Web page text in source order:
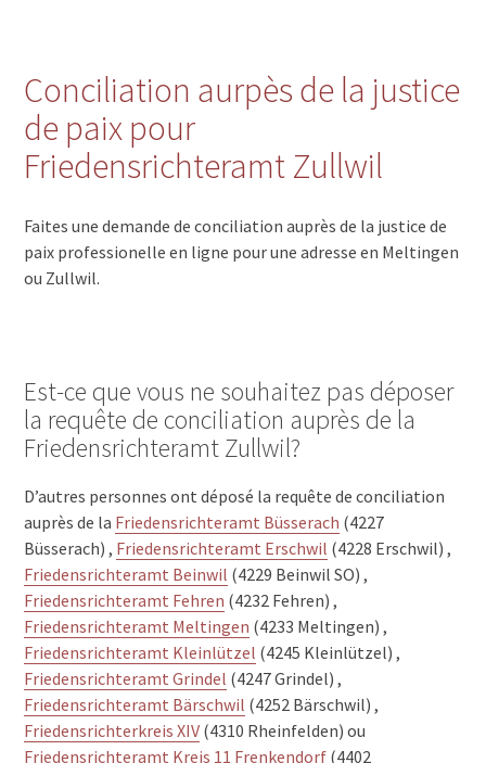
Conciliation aurpès de la justice
de paix pour
Friedensrichteramt Zullwil
Faites une demande de conciliation auprès de la justice de
paix professionelle en ligne pour une adresse en Meltingen
ou Zullwil.
Est-ce que vous ne souhaitez pas déposer
la requête de conciliation auprès de la
Friedensrichteramt Zullwil?
D’autres personnes ont déposé la requête de conciliation
auprès de la Friedensrichteramt Büsserach (4227
Büsserach) , Friedensrichteramt Erschwil (4228 Erschwil) ,
Friedensrichteramt Beinwil (4229 Beinwil SO) ,
Friedensrichteramt Fehren (4232 Fehren) ,
Friedensrichteramt Meltingen (4233 Meltingen) ,
Friedensrichteramt Kleinlützel (4245 Kleinlützel) ,
Friedensrichteramt Grindel (4247 Grindel) ,
Friedensrichteramt Bärschwil (4252 Bärschwil) ,
Friedensrichterkreis XIV (4310 Rheinfelden) ou
Friedensrichteramt Kreis 11 Frenkendorf (4402